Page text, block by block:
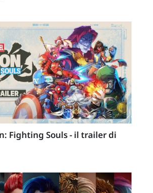
Fighting Souls - il trailer di